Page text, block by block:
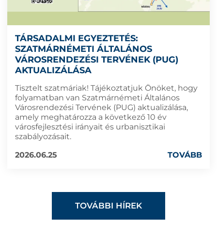
TÁRSADALMI EGYEZTETÉS:
SZATMÁRNÉMETI ÁLTALÁNOS
VÁROSRENDEZÉSI TERVÉNEK (PUG)
AKTUALIZÁLÁSA
Tisztelt szatmáriak! Tájékoztatjuk Önöket, hogy
folyamatban van Szatmárnémeti Általános
Városrendezési Tervének (PUG) aktualizálása,
amely meghatározza a következő 10 év
városfejlesztési irányait és urbanisztikai
szabályozásait.
2026.06.25
TOVÁBB
TOVÁBBI HÍREK